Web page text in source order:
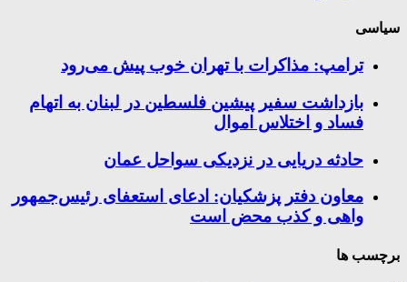
سیاسی
ترامپ: مذاکرات با تهران خوب پیش می‌رود
بازداشت سفیر پیشین فلسطین در لبنان به اتهام
فساد و اختلاس اموال
حادثه دریایی در نزدیکی سواحل عمان
معاون دفتر پزشکیان: ادعای استعفای رئیس‌جمهور
واهی و کذب محض است
برچسب ها